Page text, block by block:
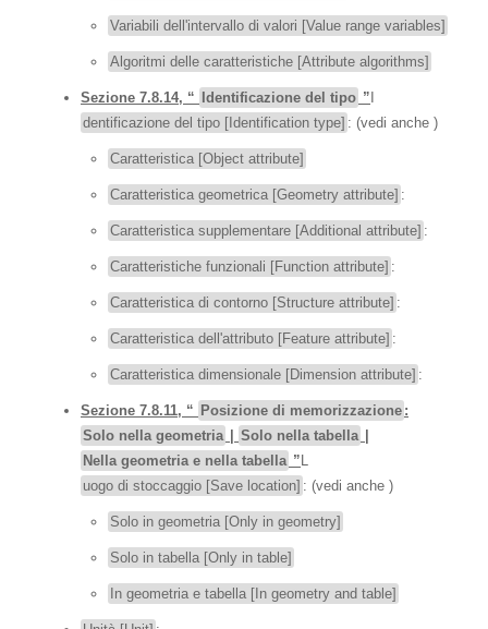
Variabili dell'intervallo di valori [Value range variables]
Algoritmi delle caratteristiche [Attribute algorithms]
Sezione 7.8.14, “ Identificazione del tipo ”I
dentificazione del tipo [Identification type] : (vedi anche )
Caratteristica [Object attribute]
Caratteristica geometrica [Geometry attribute] :
Caratteristica supplementare [Additional attribute] :
Caratteristiche funzionali [Function attribute] :
Caratteristica di contorno [Structure attribute] :
Caratteristica dell'attributo [Feature attribute] :
Caratteristica dimensionale [Dimension attribute] :
Sezione 7.8.11, “ Posizione di memorizzazione :
Solo nella geometria | Solo nella tabella |
Nella geometria e nella tabella ”L
uogo di stoccaggio [Save location] : (vedi anche )
Solo in geometria [Only in geometry]
Solo in tabella [Only in table]
In geometria e tabella [In geometry and table]